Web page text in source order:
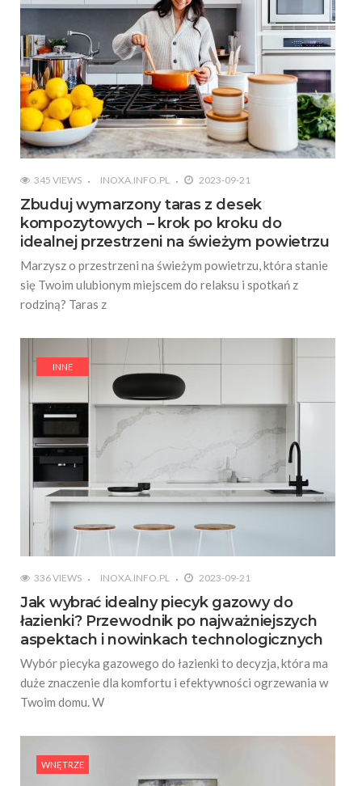
345 VIEWS INOXA.INFO.PL 2023-09-21
Zbuduj wymarzony taras z desek
kompozytowych – krok po kroku do
idealnej przestrzeni na świeżym powietrzu
Marzysz o przestrzeni na świeżym powietrzu, która stanie
się Twoim ulubionym miejscem do relaksu i spotkań z
rodziną? Taras z
INNE
336 VIEWS INOXA.INFO.PL 2023-09-21
Jak wybrać idealny piecyk gazowy do
łazienki? Przewodnik po najważniejszych
aspektach i nowinkach technologicznych
Wybór piecyka gazowego do łazienki to decyzja, która ma
duże znaczenie dla komfortu i efektywności ogrzewania w
Twoim domu. W
WNĘTRZE